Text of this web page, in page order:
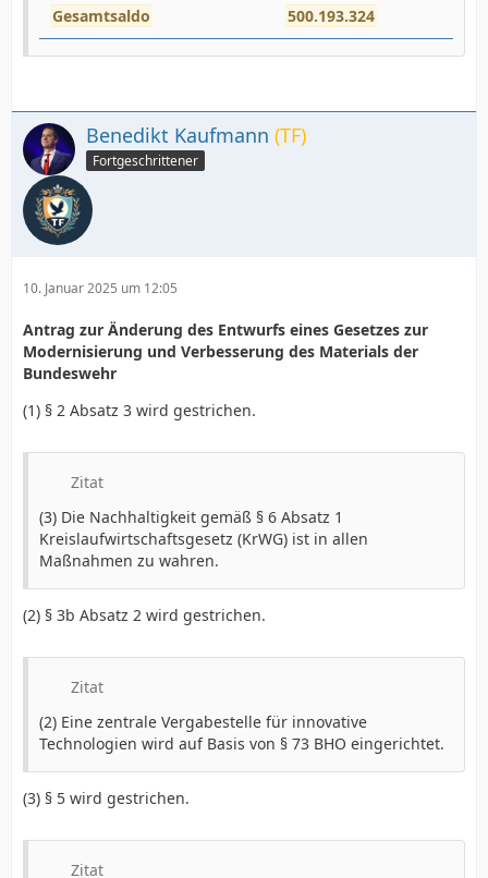
Gesamtsaldo 500.193.324
Benedikt Kaufmann (TF)
Fortgeschrittener
10. Januar 2025 um 12:05
Antrag zur Änderung des Entwurfs eines Gesetzes zur
Modernisierung und Verbesserung des Materials der
Bundeswehr
(1) § 2 Absatz 3 wird gestrichen.
Zitat
(3) Die Nachhaltigkeit gemäß § 6 Absatz 1
Kreislaufwirtschaftsgesetz (KrWG) ist in allen
Maßnahmen zu wahren.
(2) § 3b Absatz 2 wird gestrichen.
Zitat
(2) Eine zentrale Vergabestelle für innovative
Technologien wird auf Basis von § 73 BHO eingerichtet.
(3) § 5 wird gestrichen.
Zitat